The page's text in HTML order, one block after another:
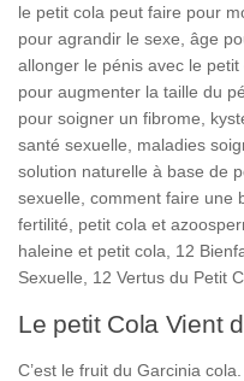
le petit cola peut faire pour
pour agrandir le sexe, âge
allonger le pénis avec le
pour augmenter la taille du
pour soigner un fibrome,
santé sexuelle, maladies
solution naturelle à base de
sexuelle, comment faire une
fertilité, petit cola et
haleine et petit cola, 12
Sexuelle, 12 Vertus du Petit
Le petit Cola Vient
C’est le fruit du Garcinia